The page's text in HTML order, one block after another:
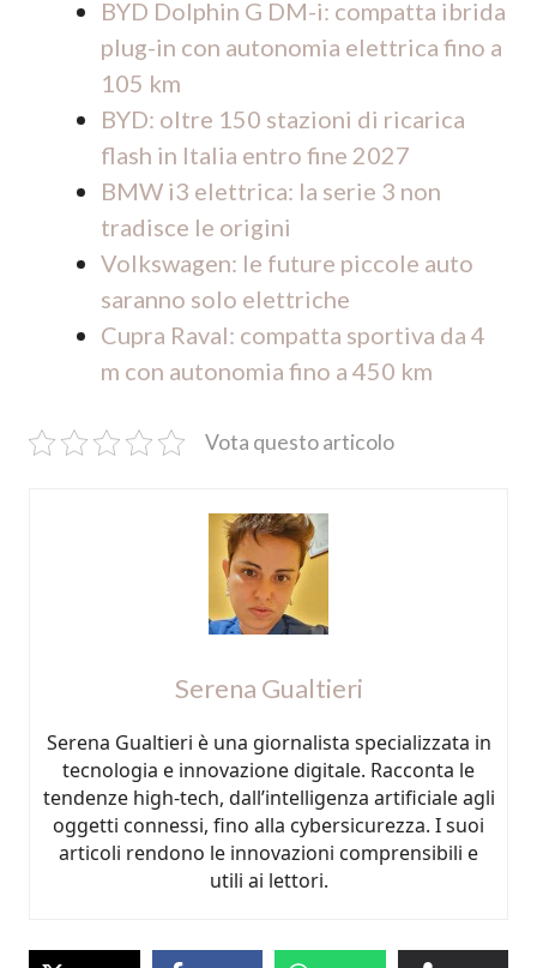
BYD Dolphin G DM-i: compatta ibrida
plug-in con autonomia elettrica fino a
105 km
BYD: oltre 150 stazioni di ricarica
flash in Italia entro fine 2027
BMW i3 elettrica: la serie 3 non
tradisce le origini
Volkswagen: le future piccole auto
saranno solo elettriche
Cupra Raval: compatta sportiva da 4
m con autonomia fino a 450 km
Vota questo articolo
Serena Gualtieri
Serena Gualtieri è una giornalista specializzata in
tecnologia e innovazione digitale. Racconta le
tendenze high-tech, dall’intelligenza artificiale agli
oggetti connessi, fino alla cybersicurezza. I suoi
articoli rendono le innovazioni comprensibili e
utili ai lettori.